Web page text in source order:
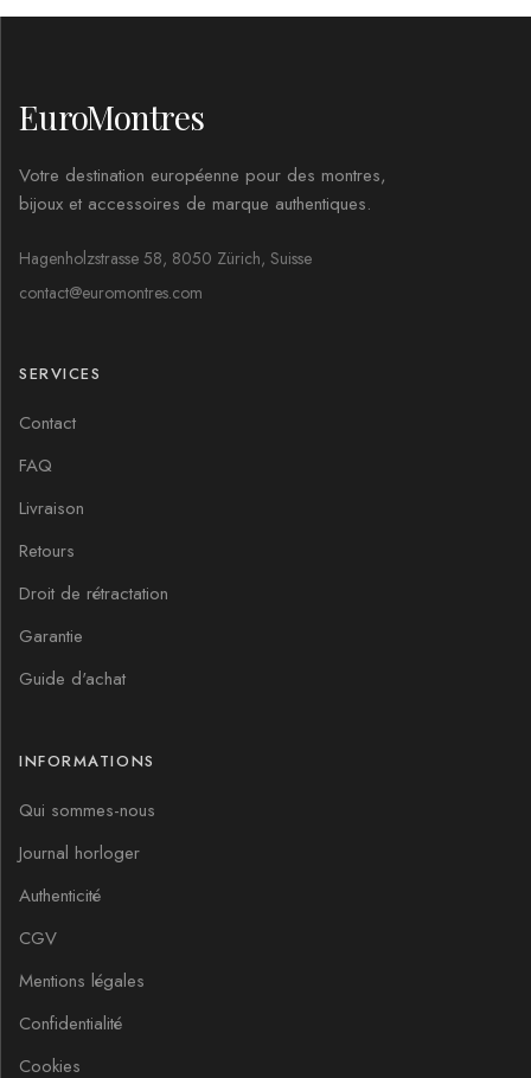
EuroMontres
Votre destination européenne pour des montres,
bijoux et accessoires de marque authentiques.
Hagenholzstrasse 58, 8050 Zürich, Suisse
contact@euromontres.com
SERVICES
Contact
FAQ
Livraison
Retours
Droit de rétractation
Garantie
Guide d'achat
INFORMATIONS
Qui sommes-nous
Journal horloger
Authenticité
CGV
Mentions légales
Confidentialité
Cookies